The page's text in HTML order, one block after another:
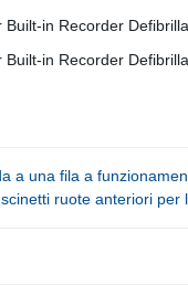
a una fila a
ruote anteriori per